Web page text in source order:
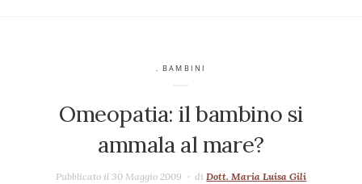
. BAMBINI
Omeopatia: il bambino si
ammala al mare?
Pubblicato il 30 Maggio 2009 diDott. Maria Luisa Gili